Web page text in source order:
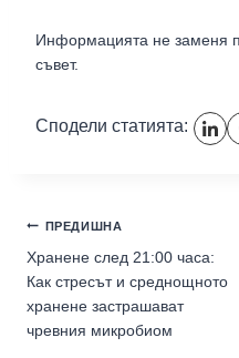
Информацията не заменя
съвет.
Сподели статията:
ПРЕДИШНА
Хранене след 21:00 часа:
Как стресът и среднощното
хранене застрашават
чревния микробиом